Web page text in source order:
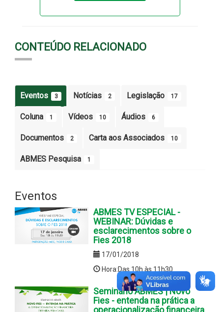
CONTEÚDO RELACIONADO
Eventos 3 Notícias 2 Legislação 17
Coluna 1 Vídeos 10 Áudios 6
Documentos 2 Carta aos Associados 10
ABMES Pesquisa 1
Eventos
ABMES TV ESPECIAL -
WEBINAR: Dúvidas e
esclarecimentos sobre o
Fies 2018
17/01/2018
Hora:Das 10h às 11h30
Seminário ABMES | Novo
Fies - entenda na prática a
operacionalização financeira